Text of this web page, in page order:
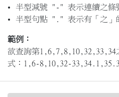
半型減號 "-" 表示連續之條
半型句點 "." 表示有「之」
範例：
欲查詢第1,6,7,8,10,32,33,34
式：1,6-8,10,32-33,34.1,35.3